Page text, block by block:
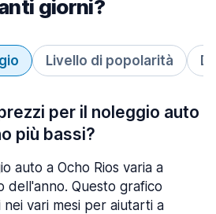
giorni?
Livello di popolarità
per il noleggio auto
più bassi?
auto a Ocho Rios varia a
dell'anno. Questo grafico
vari mesi per aiutarti a